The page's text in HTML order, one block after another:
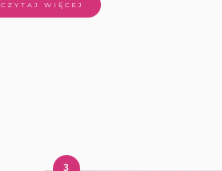
CZYTAJ WIĘCEJ